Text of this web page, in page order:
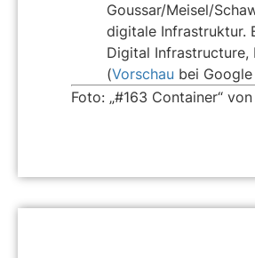
Goussar/Meisel/
digitale Infrastruktur.
Digital Infrastructure,
(Vorschau bei
Foto: „#163 Container“